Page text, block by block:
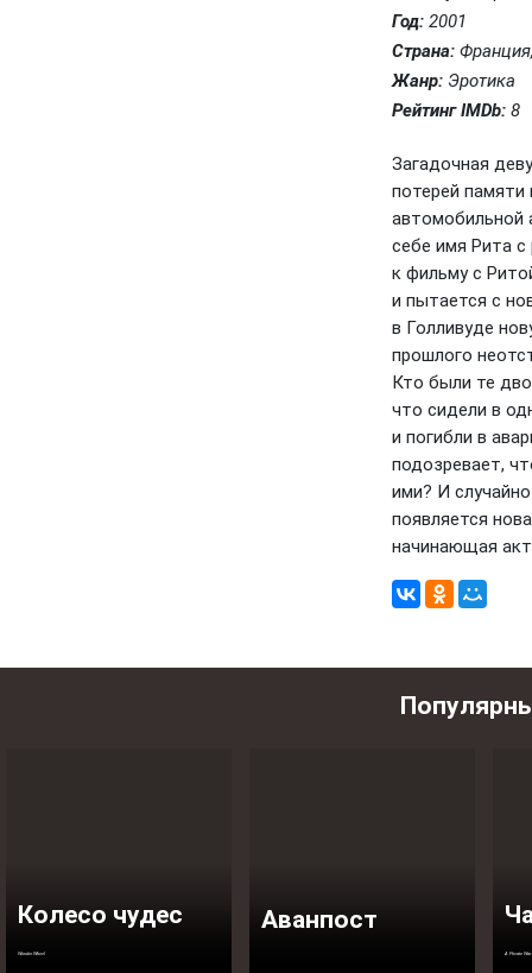
Год: 2001
Страна:
Жанр: Эротика
Рейтинг IMDb: 8
Загадочная
потерей памяти
автомобильной
себе имя Рита с
к фильму с
и пытается с
в Голливуде
прошлого
Кто были те
что сидели в
и погибли в
подозревает,
ими? И
появляется
начинающая
Колесо чудес
Wonder Wheel
Аванпост
A Private War